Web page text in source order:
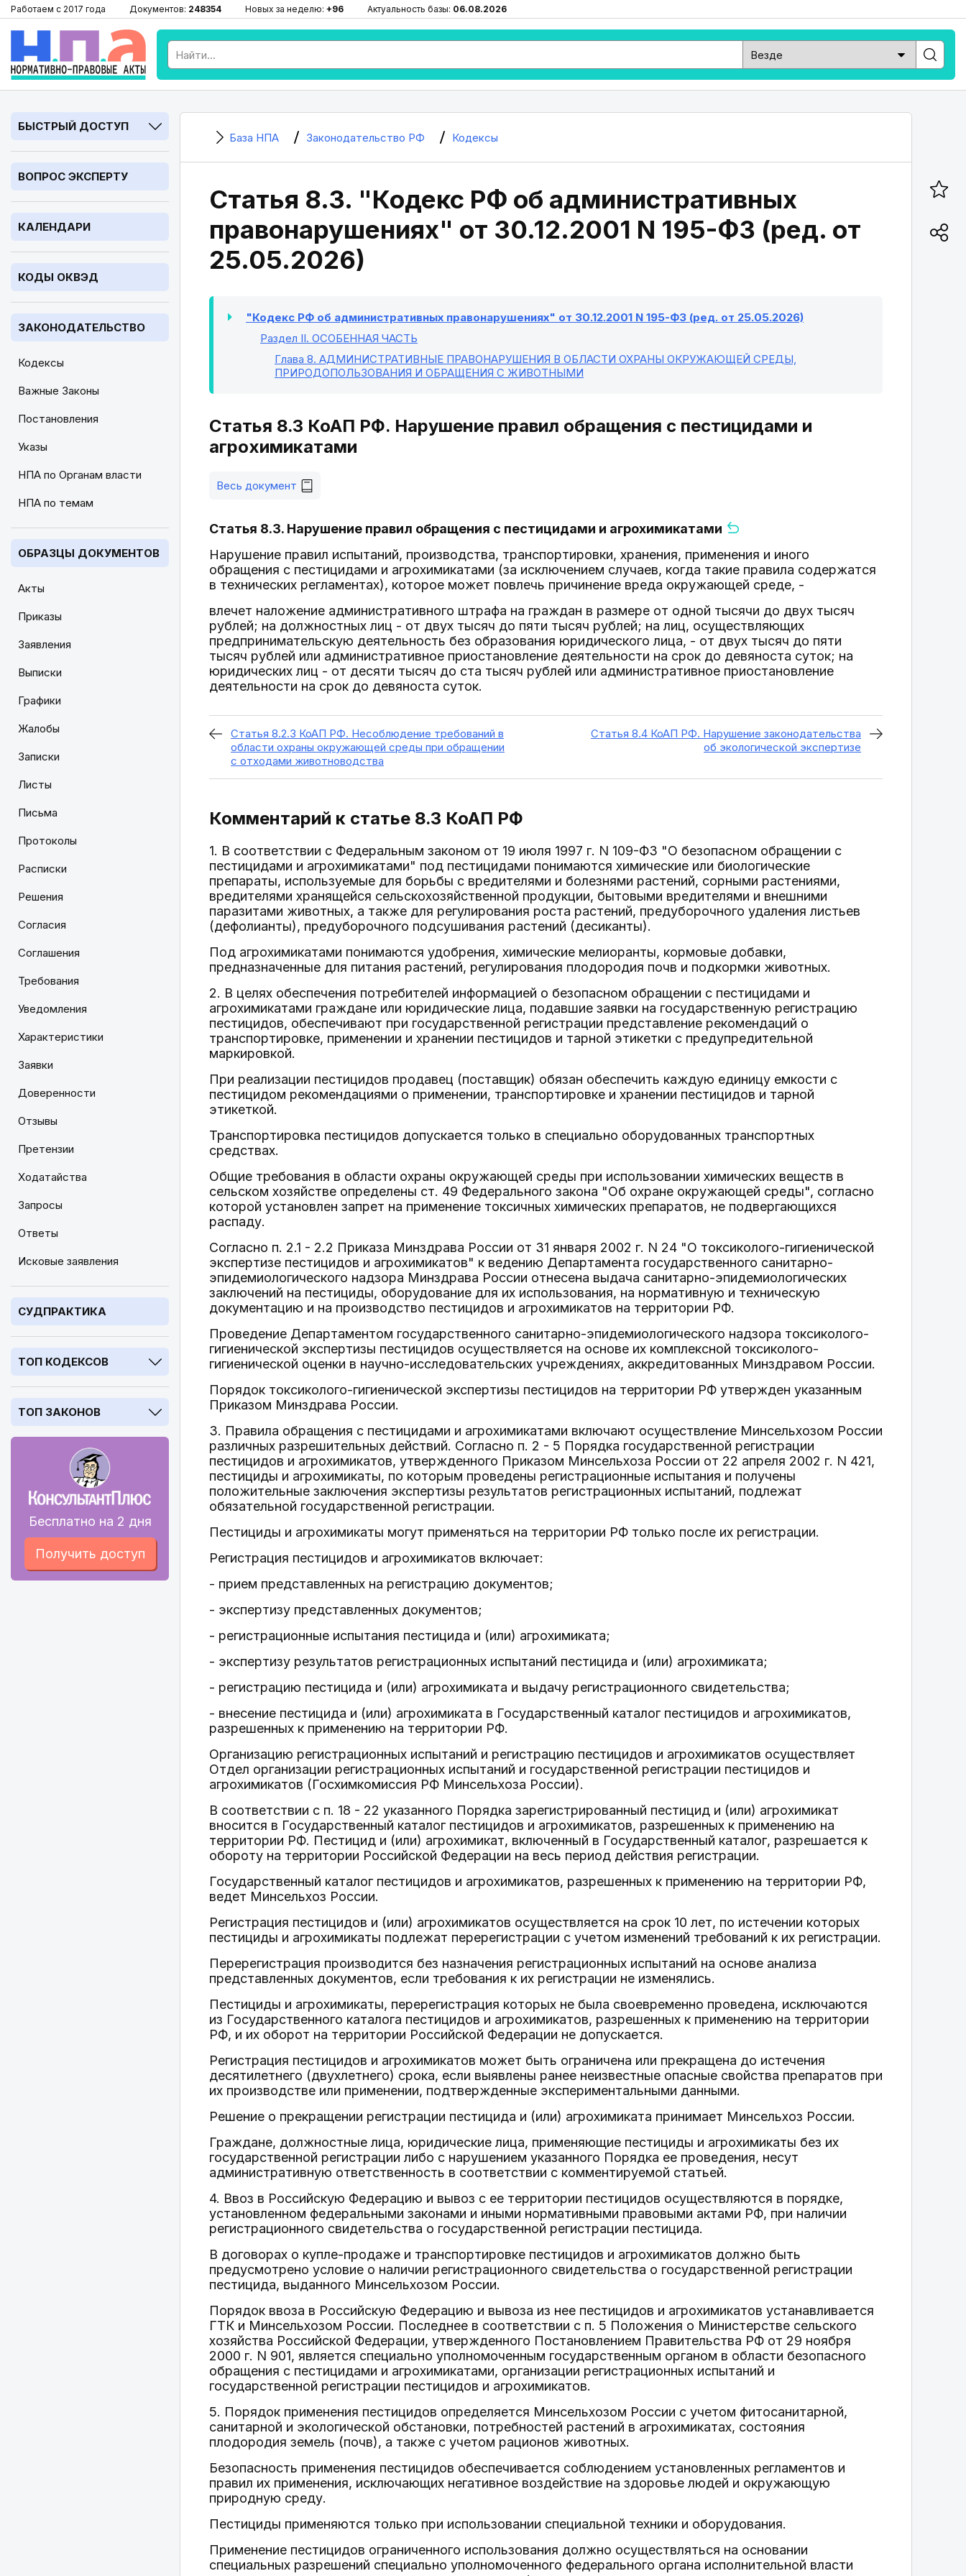
Работаем с 2017 года Документов: 248354 Новых за неделю: +96 Актуальность базы: 06.08.2026
БЫСТРЫЙ ДОСТУП
ВОПРОС ЭКСПЕРТУ
КАЛЕНДАРИ
КОДЫ ОКВЭД
ЗАКОНОДАТЕЛЬСТВО
Кодексы
Важные Законы
Постановления
Указы
НПА по Органам власти
НПА по темам
ОБРАЗЦЫ ДОКУМЕНТОВ
Акты
Приказы
Заявления
Выписки
Графики
Жалобы
Записки
Листы
Письма
Протоколы
Расписки
Решения
Согласия
Соглашения
Требования
Уведомления
Характеристики
Заявки
Доверенности
Отзывы
Претензии
Ходатайства
Запросы
Ответы
Исковые заявления
СУДПРАКТИКА
ТОП КОДЕКСОВ
ТОП ЗАКОНОВ
Бесплатно на 2 дня
Получить доступ
База НПА Законодательство РФ Кодексы
Статья 8.3. "Кодекс РФ об административных
правонарушениях" от 30.12.2001 N 195-ФЗ (ред. от
25.05.2026)
"Кодекс РФ об административных правонарушениях" от 30.12.2001 N 195-ФЗ (ред. от 25.05.2026)
Раздел II. ОСОБЕННАЯ ЧАСТЬ
Глава 8. АДМИНИСТРАТИВНЫЕ ПРАВОНАРУШЕНИЯ В ОБЛАСТИ ОХРАНЫ ОКРУЖАЮЩЕЙ СРЕДЫ,
ПРИРОДОПОЛЬЗОВАНИЯ И ОБРАЩЕНИЯ С ЖИВОТНЫМИ
Статья 8.3 КоАП РФ. Нарушение правил обращения с пестицидами и
агрохимикатами
Весь документ
Статья 8.3. Нарушение правил обращения с пестицидами и агрохимикатами
Нарушение правил испытаний, производства, транспортировки, хранения, применения и иного
обращения с пестицидами и агрохимикатами (за исключением случаев, когда такие правила содержатся
в технических регламентах), которое может повлечь причинение вреда окружающей среде, -
влечет наложение административного штрафа на граждан в размере от одной тысячи до двух тысяч
рублей; на должностных лиц - от двух тысяч до пяти тысяч рублей; на лиц, осуществляющих
предпринимательскую деятельность без образования юридического лица, - от двух тысяч до пяти
тысяч рублей или административное приостановление деятельности на срок до девяноста суток; на
юридических лиц - от десяти тысяч до ста тысяч рублей или административное приостановление
деятельности на срок до девяноста суток.
Статья 8.2.3 КоАП РФ. Несоблюдение требований в
области охраны окружающей среды при обращении
с отходами животноводства
Статья 8.4 КоАП РФ. Нарушение законодательства
об экологической экспертизе
Комментарий к статье 8.3 КоАП РФ
1. В соответствии с Федеральным законом от 19 июля 1997 г. N 109-ФЗ "О безопасном обращении с
пестицидами и агрохимикатами" под пестицидами понимаются химические или биологические
препараты, используемые для борьбы с вредителями и болезнями растений, сорными растениями,
вредителями хранящейся сельскохозяйственной продукции, бытовыми вредителями и внешними
паразитами животных, а также для регулирования роста растений, предуборочного удаления листьев
(дефолианты), предуборочного подсушивания растений (десиканты).
Под агрохимикатами понимаются удобрения, химические мелиоранты, кормовые добавки,
предназначенные для питания растений, регулирования плодородия почв и подкормки животных.
2. В целях обеспечения потребителей информацией о безопасном обращении с пестицидами и
агрохимикатами граждане или юридические лица, подавшие заявки на государственную регистрацию
пестицидов, обеспечивают при государственной регистрации представление рекомендаций о
транспортировке, применении и хранении пестицидов и тарной этикетки с предупредительной
маркировкой.
При реализации пестицидов продавец (поставщик) обязан обеспечить каждую единицу емкости с
пестицидом рекомендациями о применении, транспортировке и хранении пестицидов и тарной
этикеткой.
Транспортировка пестицидов допускается только в специально оборудованных транспортных
средствах.
Общие требования в области охраны окружающей среды при использовании химических веществ в
сельском хозяйстве определены ст. 49 Федерального закона "Об охране окружающей среды", согласно
которой установлен запрет на применение токсичных химических препаратов, не подвергающихся
распаду.
Согласно п. 2.1 - 2.2 Приказа Минздрава России от 31 января 2002 г. N 24 "О токсиколого-гигиенической
экспертизе пестицидов и агрохимикатов" к ведению Департамента государственного санитарно-
эпидемиологического надзора Минздрава России отнесена выдача санитарно-эпидемиологических
заключений на пестициды, оборудование для их использования, на нормативную и техническую
документацию и на производство пестицидов и агрохимикатов на территории РФ.
Проведение Департаментом государственного санитарно-эпидемиологического надзора токсиколого-
гигиенической экспертизы пестицидов осуществляется на основе их комплексной токсиколого-
гигиенической оценки в научно-исследовательских учреждениях, аккредитованных Минздравом России.
Порядок токсиколого-гигиенической экспертизы пестицидов на территории РФ утвержден указанным
Приказом Минздрава России.
3. Правила обращения с пестицидами и агрохимикатами включают осуществление Минсельхозом России
различных разрешительных действий. Согласно п. 2 - 5 Порядка государственной регистрации
пестицидов и агрохимикатов, утвержденного Приказом Минсельхоза России от 22 апреля 2002 г. N 421,
пестициды и агрохимикаты, по которым проведены регистрационные испытания и получены
положительные заключения экспертизы результатов регистрационных испытаний, подлежат
обязательной государственной регистрации.
Пестициды и агрохимикаты могут применяться на территории РФ только после их регистрации.
Регистрация пестицидов и агрохимикатов включает:
- прием представленных на регистрацию документов;
- экспертизу представленных документов;
- регистрационные испытания пестицида и (или) агрохимиката;
- экспертизу результатов регистрационных испытаний пестицида и (или) агрохимиката;
- регистрацию пестицида и (или) агрохимиката и выдачу регистрационного свидетельства;
- внесение пестицида и (или) агрохимиката в Государственный каталог пестицидов и агрохимикатов,
разрешенных к применению на территории РФ.
Организацию регистрационных испытаний и регистрацию пестицидов и агрохимикатов осуществляет
Отдел организации регистрационных испытаний и государственной регистрации пестицидов и
агрохимикатов (Госхимкомиссия РФ Минсельхоза России).
В соответствии с п. 18 - 22 указанного Порядка зарегистрированный пестицид и (или) агрохимикат
вносится в Государственный каталог пестицидов и агрохимикатов, разрешенных к применению на
территории РФ. Пестицид и (или) агрохимикат, включенный в Государственный каталог, разрешается к
обороту на территории Российской Федерации на весь период действия регистрации.
Государственный каталог пестицидов и агрохимикатов, разрешенных к применению на территории РФ,
ведет Минсельхоз России.
Регистрация пестицидов и (или) агрохимикатов осуществляется на срок 10 лет, по истечении которых
пестициды и агрохимикаты подлежат перерегистрации с учетом изменений требований к их регистрации.
Перерегистрация производится без назначения регистрационных испытаний на основе анализа
представленных документов, если требования к их регистрации не изменялись.
Пестициды и агрохимикаты, перерегистрация которых не была своевременно проведена, исключаются
из Государственного каталога пестицидов и агрохимикатов, разрешенных к применению на территории
РФ, и их оборот на территории Российской Федерации не допускается.
Регистрация пестицидов и агрохимикатов может быть ограничена или прекращена до истечения
десятилетнего (двухлетнего) срока, если выявлены ранее неизвестные опасные свойства препаратов при
их производстве или применении, подтвержденные экспериментальными данными.
Решение о прекращении регистрации пестицида и (или) агрохимиката принимает Минсельхоз России.
Граждане, должностные лица, юридические лица, применяющие пестициды и агрохимикаты без их
государственной регистрации либо с нарушением указанного Порядка ее проведения, несут
административную ответственность в соответствии с комментируемой статьей.
4. Ввоз в Российскую Федерацию и вывоз с ее территории пестицидов осуществляются в порядке,
установленном федеральными законами и иными нормативными правовыми актами РФ, при наличии
регистрационного свидетельства о государственной регистрации пестицида.
В договорах о купле-продаже и транспортировке пестицидов и агрохимикатов должно быть
предусмотрено условие о наличии регистрационного свидетельства о государственной регистрации
пестицида, выданного Минсельхозом России.
Порядок ввоза в Российскую Федерацию и вывоза из нее пестицидов и агрохимикатов устанавливается
ГТК и Минсельхозом России. Последнее в соответствии с п. 5 Положения о Министерстве сельского
хозяйства Российской Федерации, утвержденного Постановлением Правительства РФ от 29 ноября
2000 г. N 901, является специально уполномоченным государственным органом в области безопасного
обращения с пестицидами и агрохимикатами, организации регистрационных испытаний и
государственной регистрации пестицидов и агрохимикатов.
5. Порядок применения пестицидов определяется Минсельхозом России с учетом фитосанитарной,
санитарной и экологической обстановки, потребностей растений в агрохимикатах, состояния
плодородия земель (почв), а также с учетом рационов животных.
Безопасность применения пестицидов обеспечивается соблюдением установленных регламентов и
правил их применения, исключающих негативное воздействие на здоровье людей и окружающую
природную среду.
Пестициды применяются только при использовании специальной техники и оборудования.
Применение пестицидов ограниченного использования должно осуществляться на основании
специальных разрешений специально уполномоченного федерального органа исполнительной власти